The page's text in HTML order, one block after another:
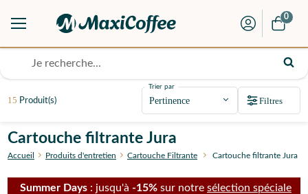
0
Cartouche filtrante Jura
Accueil Produits d'entretien Cartouche Filtrante Cartouche filtrante Jura
Summer Days : jusqu'à -15% sur notre sélection spéciale
15 Produit(s)
Trier par
Filtres